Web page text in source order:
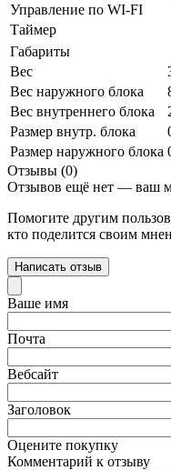
Управление по WI-FI
Таймер
Габариты
Вес
Вес наружного блока
Вес внутреннего блока
Размер внутр. блока
Размер наружного блока
Отзывы (0)
Отзывов ещё нет — ваш
Помогите другим
кто поделится своим
Написать отзыв
Ваше имя
Почта
Вебсайт
Заголовок
Оцените покупку
Комментарий к отзыву